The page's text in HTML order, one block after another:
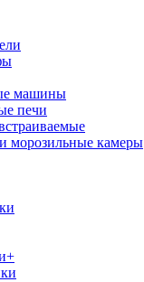
машины
печи
морозильные камеры
+